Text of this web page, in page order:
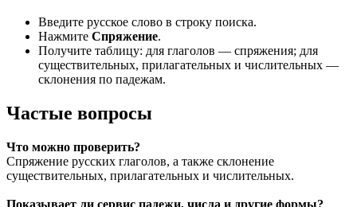
Введите русское слово в строку поиска.
Нажмите Спряжение.
Получите таблицу: для глаголов — спряжения; для
существительных, прилагательных и числительных —
склонения по падежам.
Частые вопросы
Что можно проверить?
Спряжение русских глаголов, а также склонение
существительных, прилагательных и числительных.